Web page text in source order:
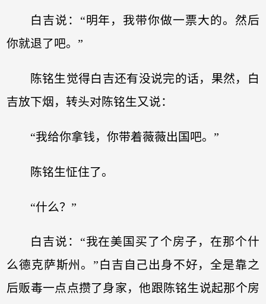
白吉说：“明年，我带你做一票大的。然后
你就退了吧。”
陈铭生觉得白吉还有没说完的话，果然，白
吉放下烟，转头对陈铭生又说：
“我给你拿钱，你带着薇薇出国吧。”
陈铭生怔住了。
“什么？”
白吉说：“我在美国买了个房子，在那个什
么德克萨斯州。”白吉自己出身不好，全是靠之
后贩毒一点点攒了身家，他跟陈铭生说起那个房